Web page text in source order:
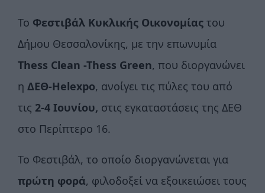
Το Φεστιβάλ Κυκλικής Οικονομίας του
Δήμου Θεσσαλονίκης, με την επωνυμία
Thess Clean -Thess Green, που διοργανώνει
η ΔΕΘ-Helexpo, ανοίγει τις πύλες του από
τις 2-4 Ιουνίου, στις εγκαταστάσεις της ΔΕΘ
στο Περίπτερο 16.
Το Φεστιβάλ, το οποίο διοργανώνεται για
πρώτη φορά, φιλοδοξεί να εξοικειώσει τους